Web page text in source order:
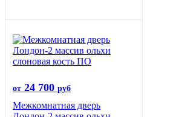
от 24 700 руб
Межкомнатная дверь